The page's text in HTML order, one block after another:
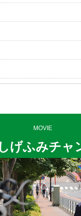
MOVIE
げふみチャ